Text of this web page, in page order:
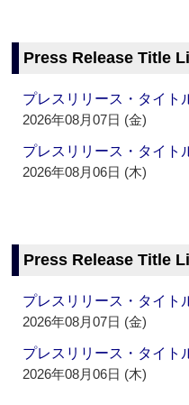
Press Release Title
プレスリリース・タイ
2026年08月07日 (金)
プレスリリース・タイ
2026年08月06日 (木)
Press Release Title
プレスリリース・タイ
2026年08月07日 (金)
プレスリリース・タイ
2026年08月06日 (木)